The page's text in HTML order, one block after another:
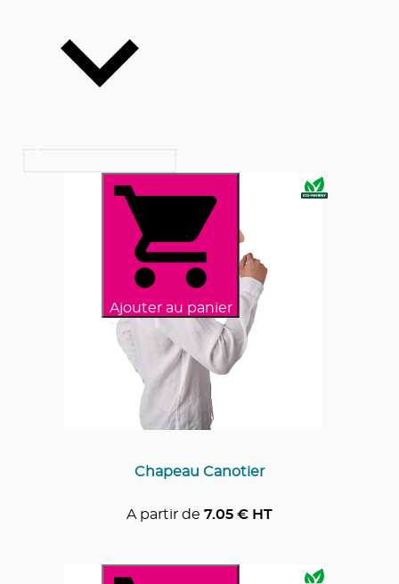
Ajouter au panier
Chapeau Canotier
A partir de 7.05 € HT